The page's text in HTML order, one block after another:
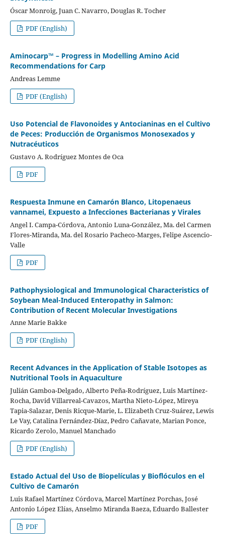
Óscar Monroig, Juan C. Navarro, Douglas R. Tocher
PDF (English)
Aminocarp™ – Progress in Modelling Amino Acid
Recommendations for Carp
Andreas Lemme
PDF (English)
Uso Potencial de Flavonoides y Antocianinas en el Cultivo
de Peces: Producción de Organismos Monosexados y
Nutracéuticos
Gustavo A. Rodríguez Montes de Oca
PDF
Respuesta Inmune en Camarón Blanco, Litopenaeus
vannamei, Expuesto a Infecciones Bacterianas y Virales
Angel I. Campa-Córdova, Antonio Luna-González, Ma. del Carmen
Flores-Miranda, Ma. del Rosario Pacheco-Marges, Felipe Ascencio-
Valle
PDF
Pathophysiological and Immunological Characteristics of
Soybean Meal-Induced Enteropathy in Salmon:
Contribution of Recent Molecular Investigations
Anne Marie Bakke
PDF (English)
Recent Advances in the Application of Stable Isotopes as
Nutritional Tools in Aquaculture
Julián Gamboa-Delgado, Alberto Peña-Rodríguez, Luis Martínez-
Rocha, David Villarreal-Cavazos, Martha Nieto-López, Mireya
Tapia-Salazar, Denis Ricque-Marie, L. Elizabeth Cruz-Suárez, Lewis
Le Vay, Catalina Fernández-Díaz, Pedro Cañavate, Marian Ponce,
Ricardo Zerolo, Manuel Manchado
PDF (English)
Estado Actual del Uso de Biopelículas y Bioflóculos en el
Cultivo de Camarón
Luis Rafael Martínez Córdova, Marcel Martínez Porchas, José
Antonio López Elías, Anselmo Miranda Baeza, Eduardo Ballester
PDF